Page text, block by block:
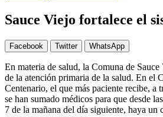
Sauce Viejo fortalece el
Facebook Twitter WhatsApp
En materia de salud, la Comuna de
de la atención primaria de la salud. En el
Centenario, el que más paciente recibe, a
se han sumado médicos para que desde
7 de la mañana del día siguiente, haya un